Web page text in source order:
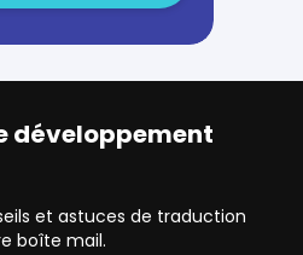
développement
et astuces de traduction
boîte mail.